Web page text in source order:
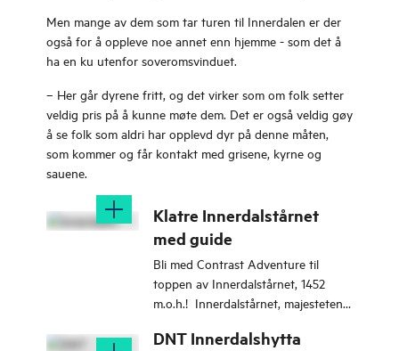
Men mange av dem som tar turen til Innerdalen er der
også for å oppleve noe annet enn hjemme - som det å
ha en ku utenfor soveromsvinduet.
– Her går dyrene fritt, og det virker som om folk setter
veldig pris på å kunne møte dem. Det er også veldig gøy
å se folk som aldri har opplevd dyr på denne måten,
som kommer og får kontakt med grisene, kyrne og
sauene.
Klatre Innerdalstårnet
med guide
Bli med Contrast Adventure til
toppen av Innerdalstårnet, 1452
m.o.h.! Innerdalstårnet, majesteten i
DNT Innerdalshytta